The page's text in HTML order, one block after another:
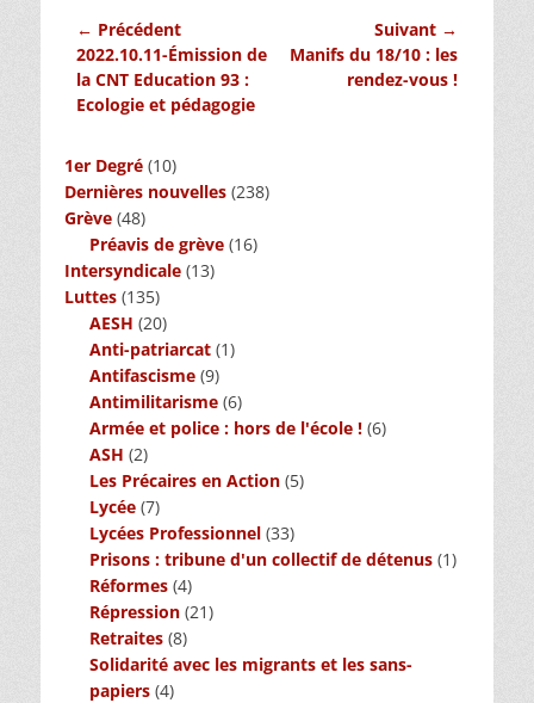
Navigation
de
l’article
← Précédent
Article
précédent :
2022.10.11-Émission de
la CNT Education 93 :
Ecologie et pédagogie
Suivant →
ArticleManifs du 18/10 : les
rendez-vous !
1er Degré (10)
Dernières nouvelles (238)
Grève (48)
Préavis de grève (16)
Intersyndicale (13)
Luttes (135)
AESH (20)
Anti-patriarcat (1)
Antifascisme (9)
Antimilitarisme (6)
Armée et police : hors de l'école ! (6)
ASH (2)
Les Précaires en Action (5)
Lycée (7)
Lycées Professionnel (33)
Prisons : tribune d'un collectif de détenus (1)
Réformes (4)
Répression (21)
Retraites (8)
Solidarité avec les migrants et les sans-
papiers (4)